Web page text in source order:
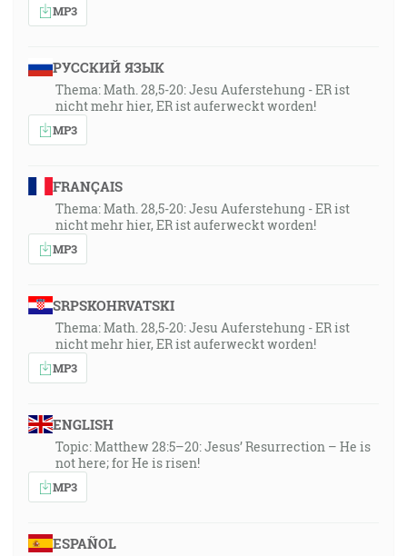
MP3
РУССКИЙ ЯЗЫК
Thema: Math. 28,5-20: Jesu Auferstehung - ER ist
nicht mehr hier, ER ist auferweckt worden!
MP3
FRANÇAIS
Thema: Math. 28,5-20: Jesu Auferstehung - ER ist
nicht mehr hier, ER ist auferweckt worden!
MP3
SRPSKOHRVATSKI
Thema: Math. 28,5-20: Jesu Auferstehung - ER ist
nicht mehr hier, ER ist auferweckt worden!
MP3
ENGLISH
Topic: Matthew 28:5–20: Jesus’ Resurrection – He is
not here; for He is risen!
MP3
ESPAÑOL